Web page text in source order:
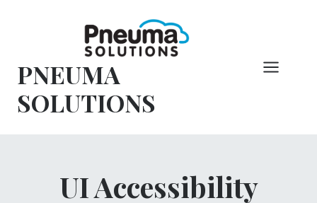
PNEUMA
SOLUTIONS
UI Accessibility